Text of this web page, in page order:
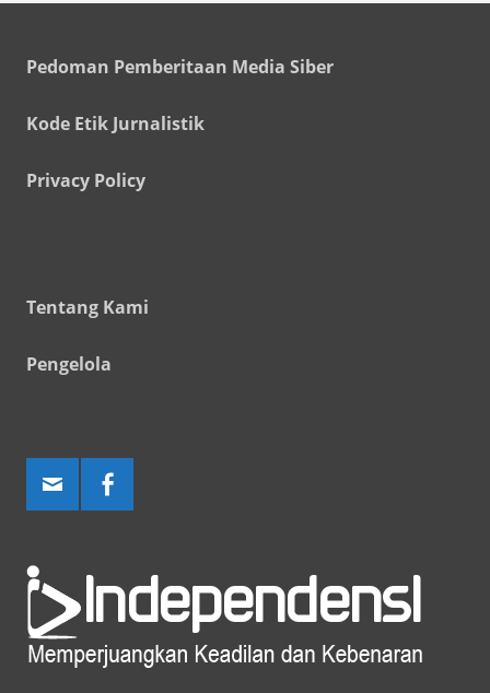
Pedoman Pemberitaan Media Siber
Kode Etik Jurnalistik
Privacy Policy
Tentang Kami
Pengelola